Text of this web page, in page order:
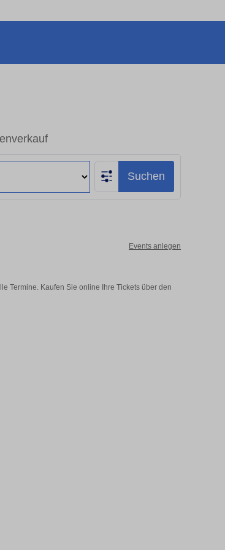
Suchen
Events anlegen
Termine. Kaufen Sie online Ihre Tickets über den